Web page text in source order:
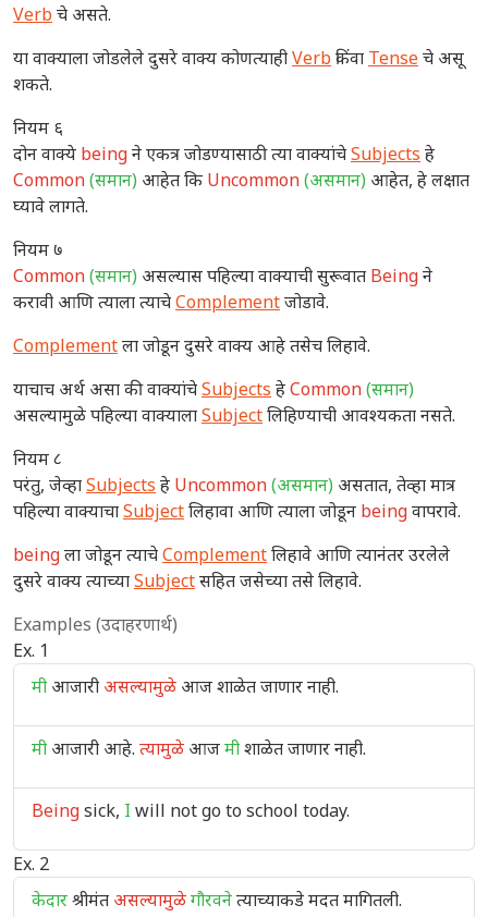
Verbचे असते.
या वाक्याला जोडलेले दुसरे वाक्य कोणत्याहीVerbकिंवा Tenseचे असू
शकते.
नियम ६
दोन वाक्ये beingने एकत्र जोडण्यासाठी त्या वाक्यांचेSubjects हे
Common(समान) आहेत कि Uncommon(असमान) आहेत, हे लक्षात
घ्यावे लागते.
नियम ७
Common(समान) असल्यास पहिल्या वाक्याची सुरूवात Beingने
करावी आणि त्याला त्याचेComplementजोडावे.
Complementला जोडून दुसरे वाक्य आहे तसेच लिहावे.
याचाच अर्थ असा की वाक्यांचेSubjects हेCommon(समान)
असल्यामुळे पहिल्या वाक्यालाSubjectलिहिण्याची आवश्यकता नसते.
नियम ८
परंतु, जेव्हाSubjects हे Uncommon(असमान) असतात, तेव्हा मात्र
पहिल्या वाक्याचाSubjectलिहावा आणि त्याला जोडून beingवापरावे.
beingला जोडून त्याचेComplementलिहावे आणि त्यानंतर उरलेले
दुसरे वाक्य त्याच्याSubjectसहित जसेच्या तसे लिहावे.
Examples (उदाहरणार्थ)
Ex. 1
मी आजारी असल्यामुळे आज शाळेत जाणार नाही.
मी आजारी आहे. त्यामुळे आजमीशाळेत जाणार नाही.
Beingsick, I will not go to school today.
Ex. 2
केदारश्रीमंत असल्यामुळेगौरवनेत्याच्याकडे मदत मागितली.